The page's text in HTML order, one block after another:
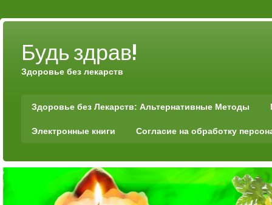
Будь здрав!
Здоровье без лекарств
Здоровье без Лекарств: Альтернативные Методы
Электронные книги Согласие на обработку